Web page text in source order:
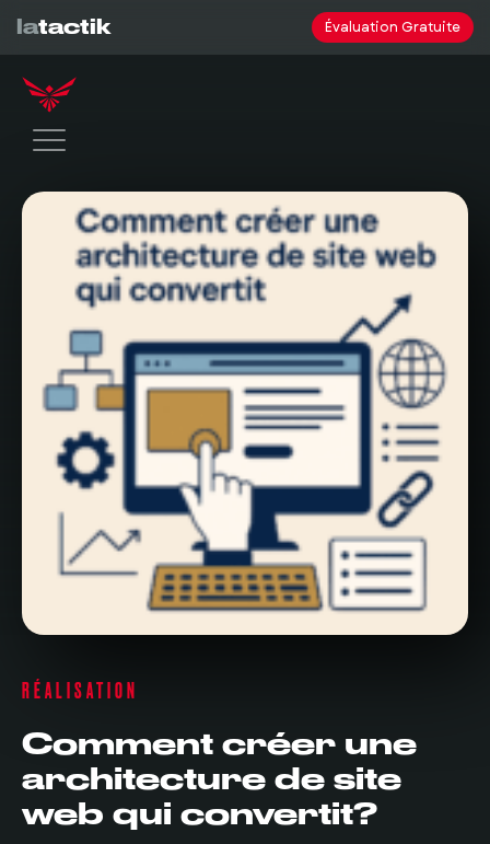
latactik Évaluation Gratuite
RÉALISATION
Comment créer une
architecture de site
web qui convertit?